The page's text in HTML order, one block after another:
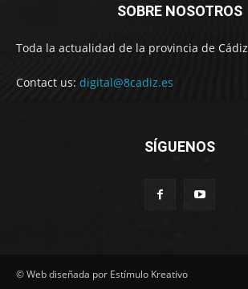
SOBRE NOSOTROS
Toda la actualidad de la provincia de Cádiz
Contact us: digital@8cadiz.es
SÍGUENOS
© Web diseñada por Estímulo Kreativo